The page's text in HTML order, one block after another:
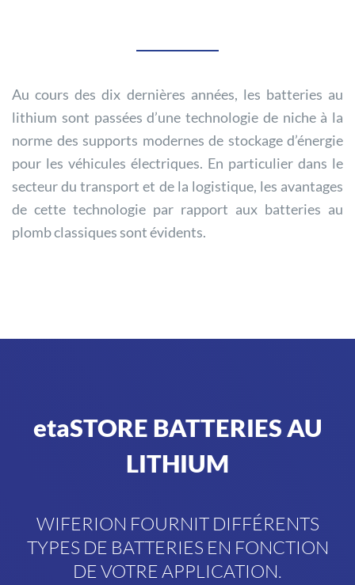
Au cours des dix dernières années, les batteries au
lithium sont passées d’une technologie de niche à la
norme des supports modernes de stockage d’énergie
pour les véhicules électriques. En particulier dans le
secteur du transport et de la logistique, les avantages
de cette technologie par rapport aux batteries au
plomb classiques sont évidents.
etaSTORE BATTERIES AU
LITHIUM
WIFERION FOURNIT DIFFÉRENTS
TYPES DE BATTERIES EN FONCTION
DE VOTRE APPLICATION.